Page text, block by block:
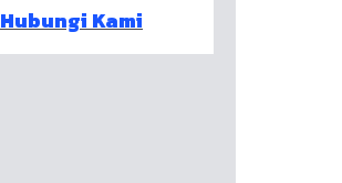
Hubungi Kami